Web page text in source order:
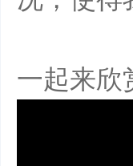
一起来欣